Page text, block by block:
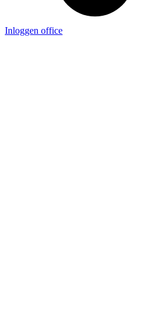
Inloggen office